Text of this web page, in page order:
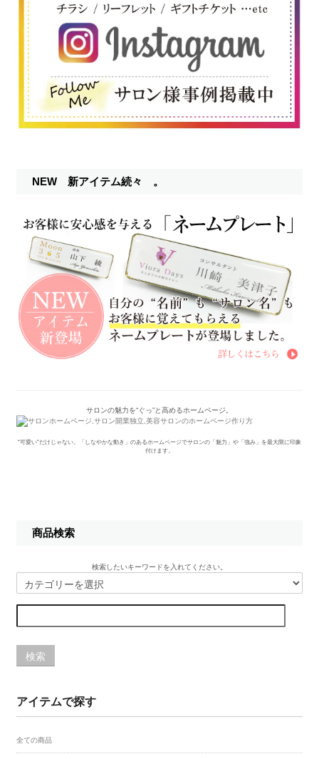
NEW 新アイテム続々 。
サロンの魅力を“ぐっ”と高めるホームページ。
“可愛い”だけじゃない。「しなやかな動き」のあるホームページでサロンの「魅力」や「強み」を最大限に印象
付けます。
商品検索
検索したいキーワードを入れてください。
検索
アイテムで探す
全ての商品